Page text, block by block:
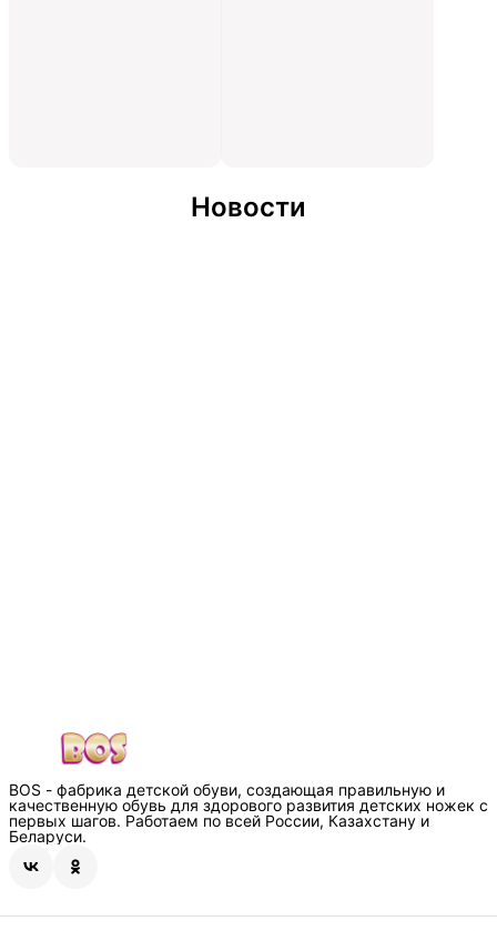
Новости
BOS - фабрика детской обуви, создающая правильную и
качественную обувь для здорового развития детских ножек с
первых шагов. Работаем по всей России, Казахстану и
Беларуси.